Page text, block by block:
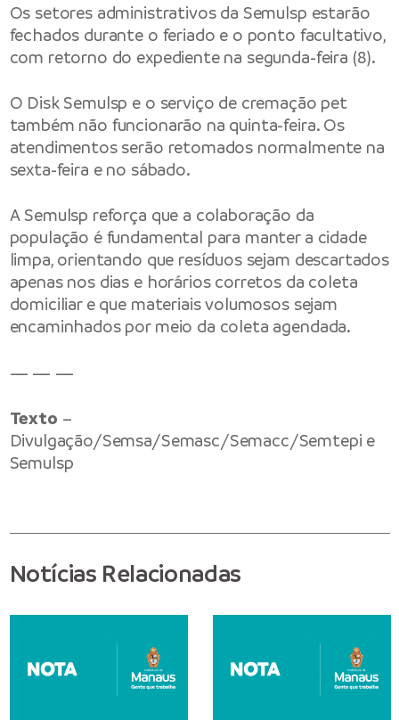
Os setores administrativos da Semulsp estarão
fechados durante o feriado e o ponto facultativo,
com retorno do expediente na segunda-feira (8).
O Disk Semulsp e o serviço de cremação pet
também não funcionarão na quinta-feira. Os
atendimentos serão retomados normalmente na
sexta-feira e no sábado.
A Semulsp reforça que a colaboração da
população é fundamental para manter a cidade
limpa, orientando que resíduos sejam descartados
apenas nos dias e horários corretos da coleta
domiciliar e que materiais volumosos sejam
encaminhados por meio da coleta agendada.
— — —
Texto –
Divulgação/Semsa/Semasc/Semacc/Semtepi e
Semulsp
Notícias Relacionadas